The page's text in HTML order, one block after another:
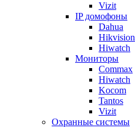
Vizit
IP домофоны
Dahua
Hikvision
Hiwatch
Мониторы
Commax
Hiwatch
Kocom
Tantos
Vizit
Охранные системы